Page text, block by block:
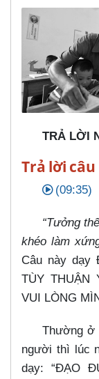
TRẢ LỜI
Trả lời câu
(09:35)
“Tưởng
khéo làm
Câu này dạy
TÙY THUẬN
VUI LÒNG
Thường ở
người thì lúc
dạy: “ĐẠO